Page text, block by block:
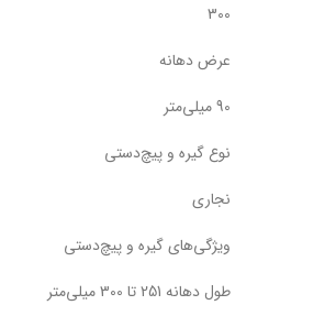
300
عرض دهانه
90 میلی‌متر
نوع گیره و پیچ‌دستی
نجاری
ویژگی‌های گیره و پیچ‌دستی
طول دهانه 251 تا 300 میلی‌متر